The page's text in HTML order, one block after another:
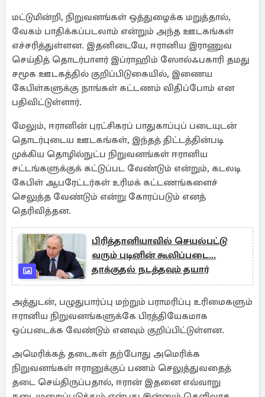
மட்டுமின்றி, நிறுவனங்கள் ஒத்துழைக்க மறுத்தால்,
வேகம் பாதிக்கப்படலாம் என்றும் அந்த ஊடகங்கள்
எச்சரித்துள்ளன. இதனிடையே, ஈரானிய இராணுவ
செய்தித் தொடர்பாளர் இப்ராஹிம் ஸோல்ஃபகாரி தமது
சமூக ஊடகத்தில் குறிப்பிடுகையில், இணைய
கேபிள்களுக்கு நாங்கள் கட்டணம் விதிப்போம் என
பதிவிட்டுள்ளார்.
மேலும், ஈரானின் புரட்சிகரப் பாதுகாப்புப் படையுடன்
தொடர்புடைய ஊடகங்கள், இந்தத் திட்டத்தின்படி
முக்கிய தொழில்நுட்ப நிறுவனங்கள் ஈரானிய
சட்டங்களுக்குக் கட்டுப்பட வேண்டும் என்றும், கடலடி
கேபிள் ஆபரேட்டர்கள் உரிமக் கட்டணங்களைச்
செலுத்த வேண்டும் என்று கோரப்படும் எனத்
தெரிவித்தன.
பிரித்தானியாவில் செயல்பட்டு
வரும் புடினின் கூலிப்படை...
தாக்குதல் நடத்தவும் தயார்
அத்துடன், பழுதுபார்ப்பு மற்றும் பராமரிப்பு உரிமைகளும்
ஈரானிய நிறுவனங்களுக்கே பிரத்தியேகமாக
ஒப்படைக்க வேண்டும் எனவும் குறிப்பிட்டுள்ளன.
அமெரிக்கத் தடைகள் தற்போது அமெரிக்க
நிறுவனங்கள் ஈரானுக்குப் பணம் செலுத்துவதைத்
தடை செய்திருப்பதால், ஈரான் இதனை எவ்வாறு